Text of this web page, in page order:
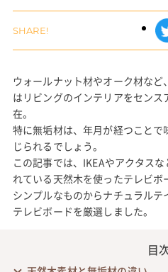
ウォールナット材やオーク材な
はリビングのインテリアをセン
在。
特に無垢材は、年月が経つこと
じられるでしょう。
この記事では、IKEAやアクタス
れている天然木を使ったテレビボ
シンプルなものからナチュラル
テレビボードを厳選しました。
目